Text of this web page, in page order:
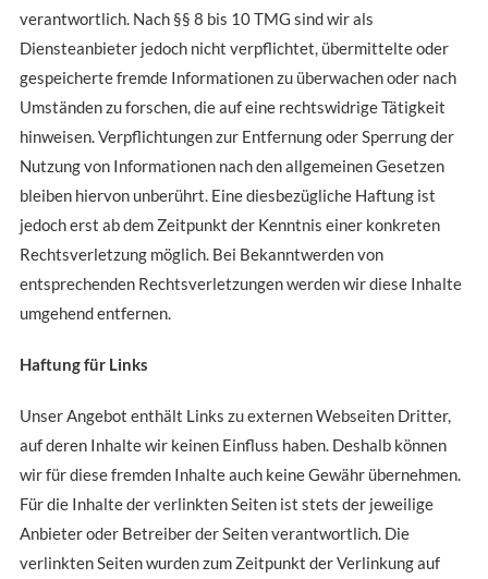
verantwortlich. Nach §§ 8 bis 10 TMG sind wir als
Diensteanbieter jedoch nicht verpflichtet, übermittelte oder
gespeicherte fremde Informationen zu überwachen oder nach
Umständen zu forschen, die auf eine rechtswidrige Tätigkeit
hinweisen. Verpflichtungen zur Entfernung oder Sperrung der
Nutzung von Informationen nach den allgemeinen Gesetzen
bleiben hiervon unberührt. Eine diesbezügliche Haftung ist
jedoch erst ab dem Zeitpunkt der Kenntnis einer konkreten
Rechtsverletzung möglich. Bei Bekanntwerden von
entsprechenden Rechtsverletzungen werden wir diese Inhalte
umgehend entfernen.
Haftung für Links
Unser Angebot enthält Links zu externen Webseiten Dritter,
auf deren Inhalte wir keinen Einfluss haben. Deshalb können
wir für diese fremden Inhalte auch keine Gewähr übernehmen.
Für die Inhalte der verlinkten Seiten ist stets der jeweilige
Anbieter oder Betreiber der Seiten verantwortlich. Die
verlinkten Seiten wurden zum Zeitpunkt der Verlinkung auf